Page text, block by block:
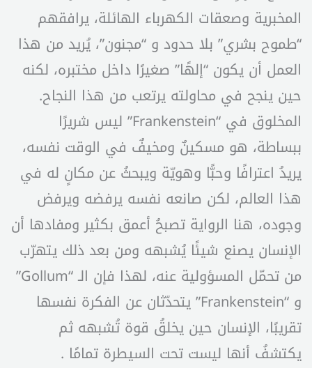
المخبرية وصعقات الكهرباء الهائلة، يرافقهم
“طموح بشري” بلا حدود و “مجنون”، يُريد من هذا
العمل أن يكون “إلهًا” صغيرًا داخل مختبره، لكنه
حين ينجح في محاولته يرتعب من هذا النجاح.
المخلوق في “Frankenstein” ليس شريرًا
ببساطة، هو مسكينٌ ومخيفٌ في الوقت نفسه،
يريدُ اعترافًا وحبًّا وهويّة ويبحثُ عن مكانٍ له في
هذا العالم، لكن صانعه نفسه يرفضه ويرفض
وجوده، هنا الرواية تصبحُ أعمق بكثير ومفادها أن
الإنسان يصنع شيئًا يُشبهه ومن بعد ذلك يتهرّب
من تحمّل المسؤولية عنه، لهذا فإن الـ “Gollum”
و “Frankenstein” يتحدّثان عن الفكرة نفسها
تقريبًا، الإنسان حين يخلقُ قوة تُشبهه ثم
يكتشفُ أنها ليست تحت السيطرة تمامًا .